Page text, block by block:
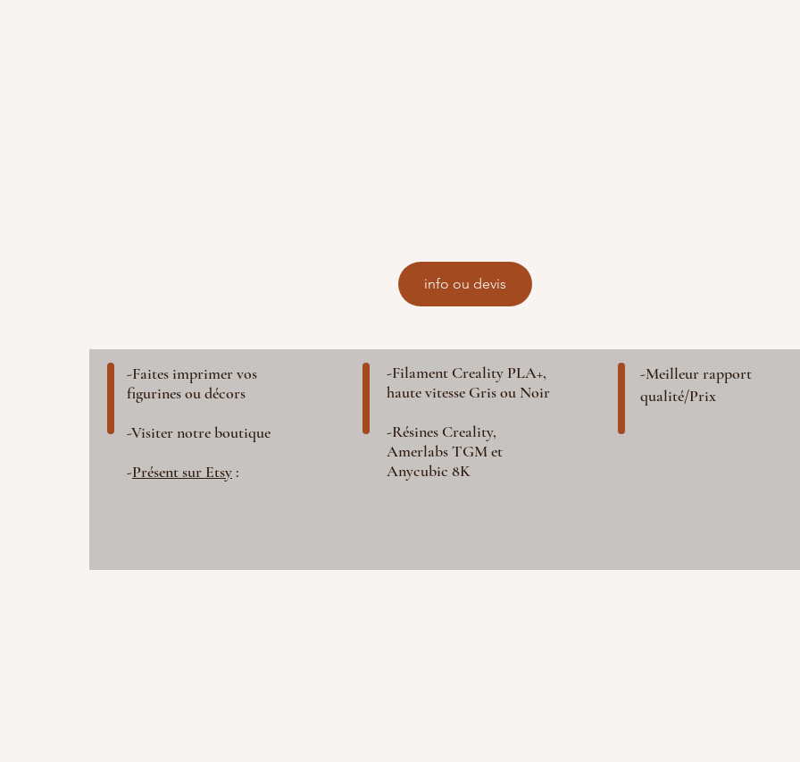
info ou devis
-Faites imprimer vos
figurines ou décors
-Visiter notre boutique
-Présent sur Etsy :
-Filament Creality PLA+,
haute vitesse Gris ou Noir
-Résines Creality,
Amerlabs TGM et
Anycubic 8K
-Meilleur rapport
qualité/Prix